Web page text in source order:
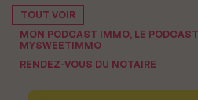
TOUT VOIR
MON PODCAST IMMO, LE
MYSWEETIMMO
RENDEZ-VOUS DU NOTAIRE